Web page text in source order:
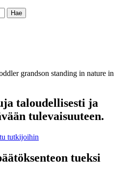
taloudellisesti ja
tulevaisuuteen.
tutkijoihin
tueksi